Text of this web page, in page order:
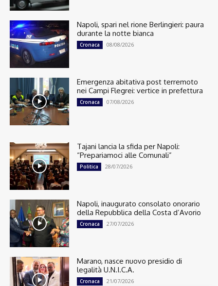
Napoli, spari nel rione Berlingieri: paura
durante la notte bianca
Cronaca 08/08/2026
Emergenza abitativa post terremoto
nei Campi Flegrei: vertice in prefettura
Cronaca 07/08/2026
Tajani lancia la sfida per Napoli:
“Prepariamoci alle Comunali”
Politica 28/07/2026
Napoli, inaugurato consolato onorario
della Repubblica della Costa d’Avorio
Cronaca 27/07/2026
Marano, nasce nuovo presidio di
legalità U.N.I.C.A.
Cronaca 21/07/2026